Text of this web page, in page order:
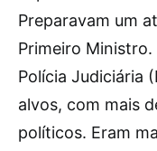
Preparavam um
Primeiro
Polícia Judiciária
alvos, com mais
políticos. Eram